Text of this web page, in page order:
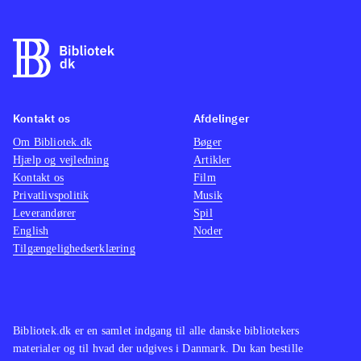
versionen af FIFA 13 ikke med her,
fx skill games og ultimate team,
minder det mere om FIFA 12, blot
med ny styring og opdaterede navne
Der er ikke andre fodboldspil til
WiiU endnu
Alt i alt et godt fodboldspil til WiiU,
som nok mangler de andre konsollers
nyheder, men byder på en
Bibliotek.dk er en samlet indgang til alle danske bibliotekers
materialer og til hvad der udgives i Danmark. Du kan bestille
Kontakt os
Om Bibliotek.dk
Hjælp og vejledning
Kontakt os
Privatlivspolitik
Leverandører
English
Tilgængelighedserklæring
Afdelinger
Bøger
Artikler
Film
Musik
Spil
Noder